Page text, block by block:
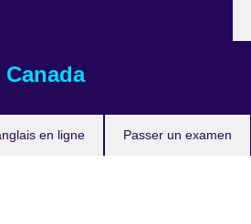
Canada
en ligne Passer un examen